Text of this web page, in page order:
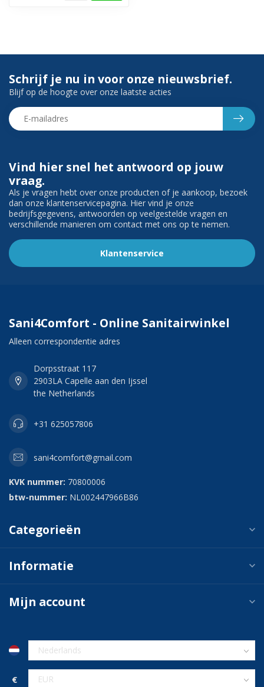
Vind hier snel het antwoord op jouw
vraag.
Als je vragen hebt over onze producten of je aankoop, bezoek
dan onze klantenservicepagina. Hier vind je onze
bedrijfsgegevens, antwoorden op veelgestelde vragen en
verschillende manieren om contact met ons op te nemen.
Klantenservice
Schrijf je nu in voor onze nieuwsbrief.
Blijf op de hoogte over onze laatste acties
Sani4Comfort - Online Sanitairwinkel
Alleen correspondentie adres
Dorpsstraat 117
2903LA Capelle aan den Ijssel
the Netherlands
+31 625057806
sani4comfort@gmail.com
KVK nummer: 70800006
btw-nummer: NL002447966B86
Categorieën
Informatie
Mijn account
€